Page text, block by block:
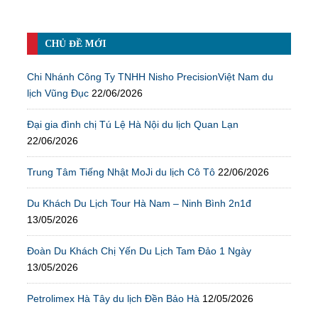
CHỦ ĐỀ MỚI
Chi Nhánh Công Ty TNHH Nisho PrecisionViệt Nam du
lịch Vũng Đục 22/06/2026
Đại gia đình chị Tú Lệ Hà Nội du lịch Quan Lạn
22/06/2026
Trung Tâm Tiếng Nhật MoJi du lịch Cô Tô 22/06/2026
Du Khách Du Lịch Tour Hà Nam – Ninh Bình 2n1đ
13/05/2026
Đoàn Du Khách Chị Yến Du Lịch Tam Đảo 1 Ngày
13/05/2026
Petrolimex Hà Tây du lịch Đền Bảo Hà 12/05/2026